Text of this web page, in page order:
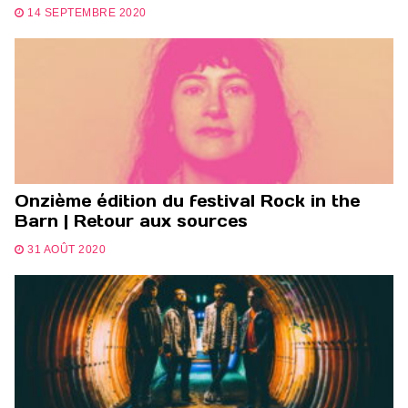
14 SEPTEMBRE 2020
Onzième édition du festival Rock in the
Barn | Retour aux sources
31 AOÛT 2020